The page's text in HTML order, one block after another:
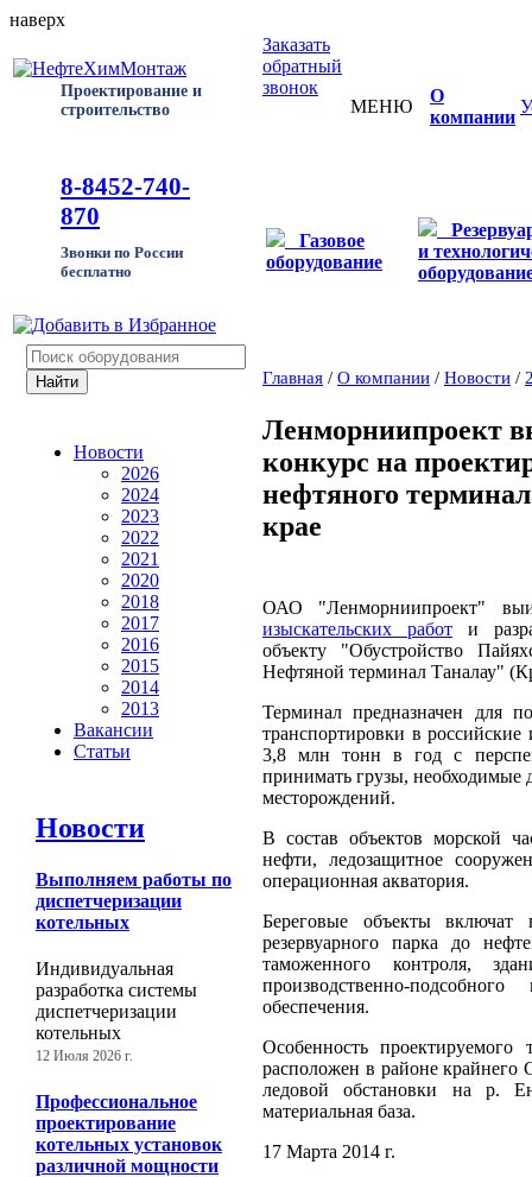
наверх
Проектирование и
строительство
8-8452-740-
870
Звонки по России
бесплатно
Заказать
обратный
звонок
МЕНЮ
О
компании
Газовое
оборудование
и
Новости
2026
2024
2023
2022
2021
2020
2018
2017
2016
2015
2014
2013
Вакансии
Статьи
Новости
Выполняем работы по
диспетчеризации
котельных
Индивидуальная
разработка системы
диспетчеризации
котельных
12 Июля 2026 г.
Профессиональное
проектирование
котельных установок
различной мощности
Главная / О компании / Новости /
Ленморниипроект
конкурс на
нефтяного
крае
ОАО "Ленморниипроект"
изыскательских работ и
объекту "Обустройство
Нефтяной терминал Таналау"
Терминал предназначен для
транспортировки в
3,8 млн тонн в год с
принимать грузы, необходимые
месторождений.
В состав объектов морской
нефти, ледозащитное
операционная акватория.
Береговые объекты включат
резервуарного парка до
таможенного контроля,
производственно-
обеспечения.
Особенность
расположен в районе крайнего
ледовой обстановки на р.
материальная база.
17 Марта 2014 г.